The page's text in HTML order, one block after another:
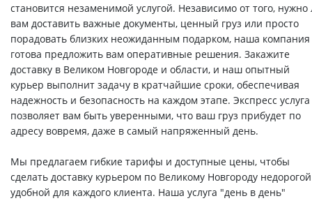
становится незаменимой услугой. Независимо от того, нужно
вам доставить важные документы, ценный груз или просто
порадовать близких неожиданным подарком, наша компания
готова предложить вам оперативные решения. Закажите
доставку в Великом Новгороде и области, и наш опытный
курьер выполнит задачу в кратчайшие сроки, обеспечивая
надежность и безопасность на каждом этапе. Экспресс услуга
позволяет вам быть уверенными, что ваш груз прибудет по
адресу вовремя, даже в самый напряженный день.
Мы предлагаем гибкие тарифы и доступные цены, чтобы
сделать доставку курьером по Великому Новгороду
удобной для каждого клиента. Наша услуга "день в день"